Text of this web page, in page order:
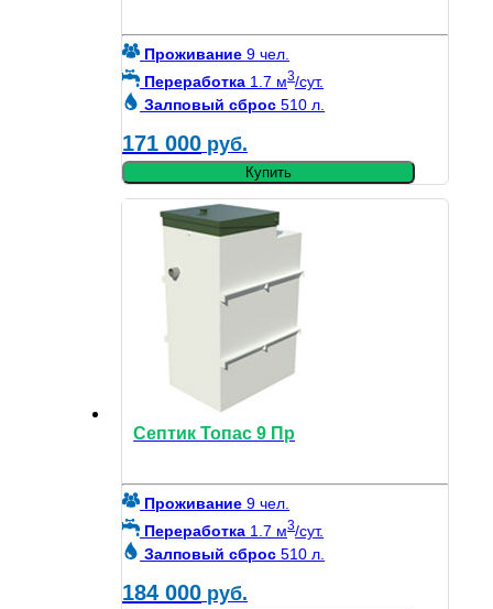
Проживание 9 чел.
Переработка 1.7 м3/сут.
Залповый сброс 510 л.
171 000 руб.
Купить
Септик Топас 9 Пр
Проживание 9 чел.
Переработка 1.7 м3/сут.
Залповый сброс 510 л.
184 000 руб.